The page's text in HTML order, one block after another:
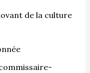
de la culture